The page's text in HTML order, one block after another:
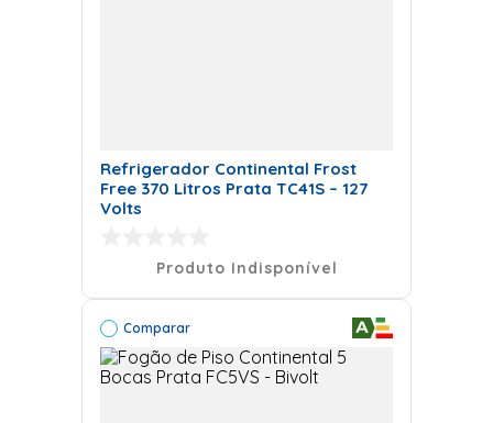
Refrigerador Continental Frost
Free 370 Litros Prata TC41S – 127
Volts
Produto Indisponível
Comparar